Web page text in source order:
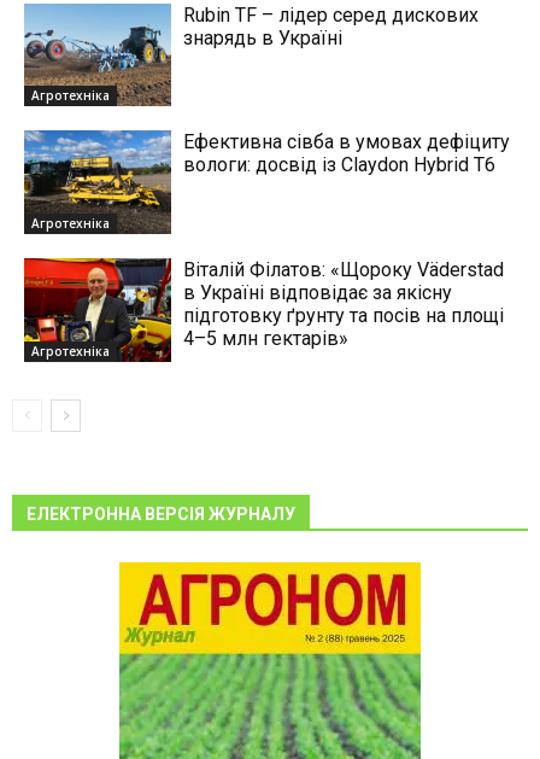
Агротехніка
Rubin TF – лідер серед дискових
знарядь в Україні
Агротехніка
Ефективна сівба в умовах дефіциту
вологи: досвід із Claydon Hybrid Т6
Агротехніка
Віталій Філатов: «Щороку Väderstad
в Україні відповідає за якісну
підготовку ґрунту та посів на площі
4–5 млн гектарів»
ЕЛЕКТРОННА ВЕРСІЯ ЖУРНАЛУ